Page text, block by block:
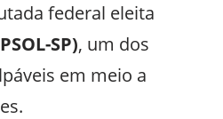
federal eleita
SP), um dos
em meio a